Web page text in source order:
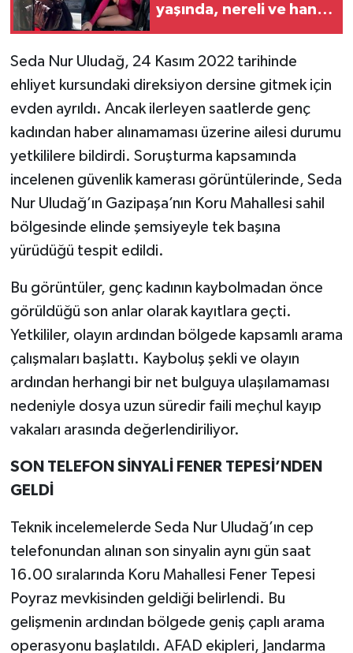
yaşında, nereli ve hangi
Seda Nur Uludağ, 24 Kasım 2022 tarihinde
ehliyet kursundaki direksiyon dersine gitmek için
evden ayrıldı. Ancak ilerleyen saatlerde genç
kadından haber alınamaması üzerine ailesi durumu
yetkililere bildirdi. Soruşturma kapsamında
incelenen güvenlik kamerası görüntülerinde, Seda
Nur Uludağ’ın Gazipaşa’nın Koru Mahallesi sahil
bölgesinde elinde şemsiyeyle tek başına
yürüdüğü tespit edildi.
Bu görüntüler, genç kadının kaybolmadan önce
görüldüğü son anlar olarak kayıtlara geçti.
Yetkililer, olayın ardından bölgede kapsamlı arama
çalışmaları başlattı. Kayboluş şekli ve olayın
ardından herhangi bir net bulguya ulaşılamaması
nedeniyle dosya uzun süredir faili meçhul kayıp
vakaları arasında değerlendiriliyor.
SON TELEFON SİNYALİ FENER TEPESİ’NDEN
GELDİ
Teknik incelemelerde Seda Nur Uludağ’ın cep
telefonundan alınan son sinyalin aynı gün saat
16.00 sıralarında Koru Mahallesi Fener Tepesi
Poyraz mevkisinden geldiği belirlendi. Bu
gelişmenin ardından bölgede geniş çaplı arama
operasyonu başlatıldı. AFAD ekipleri, Jandarma